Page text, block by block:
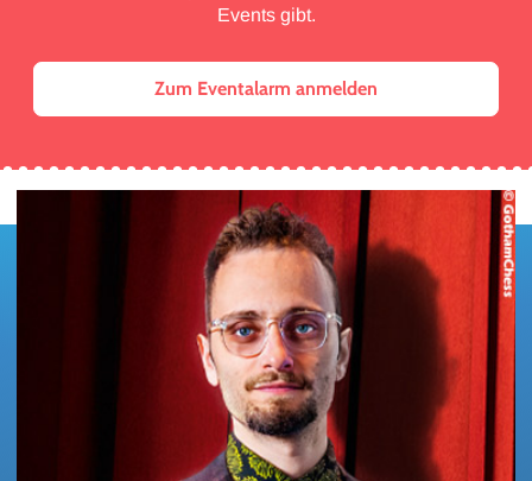
Events gibt.
Zum Eventalarm anmelden